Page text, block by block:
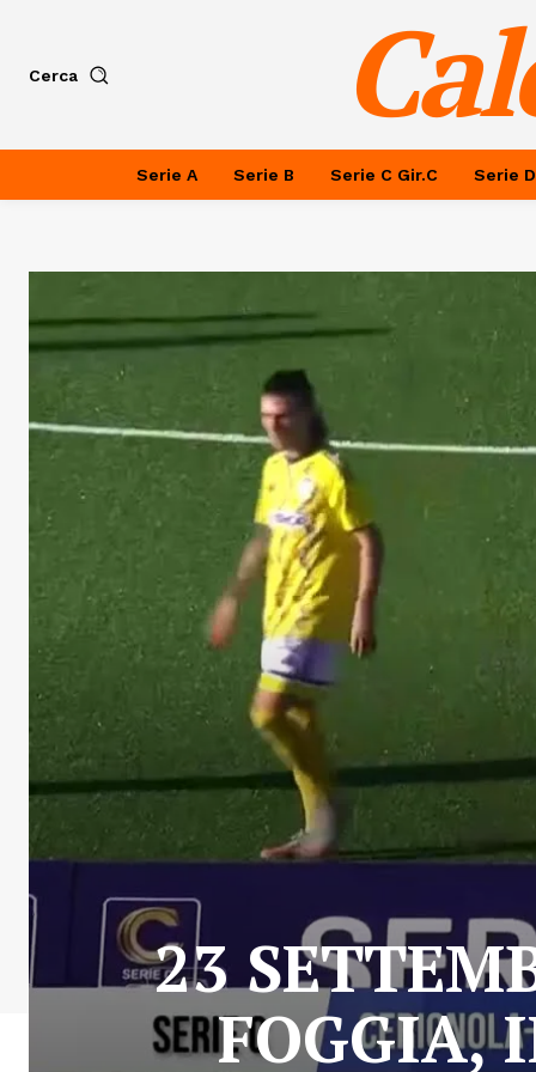
Cerca
Serie A Serie B Serie C Gir.C Serie
23
FOGGIA,